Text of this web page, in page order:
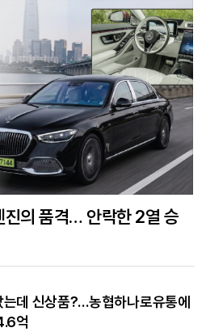
진의 품격… 안락한 2열 승
데 신상품?…농협하나로유통에
억